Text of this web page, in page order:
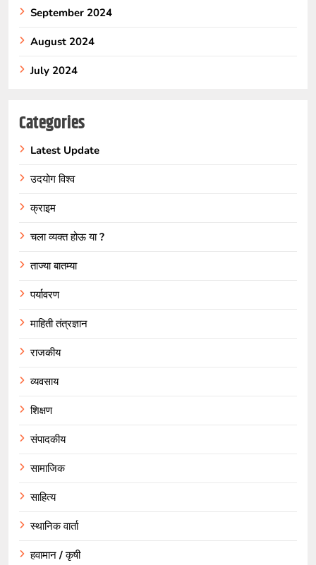
September 2024
August 2024
July 2024
Categories
Latest Update
उदयोग विश्व
क्राइम
चला व्यक्त होऊ या ?
ताज्या बातम्या
पर्यावरण
माहिती तंत्रज्ञान
राजकीय
व्यवसाय
शिक्षण
संपादकीय
सामाजिक
साहित्य
स्थानिक वार्ता
हवामान / कृषी